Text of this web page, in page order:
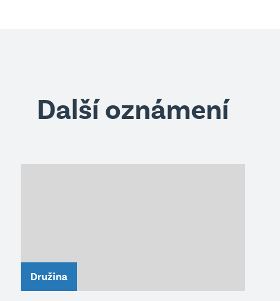
Další oznámení
Družina